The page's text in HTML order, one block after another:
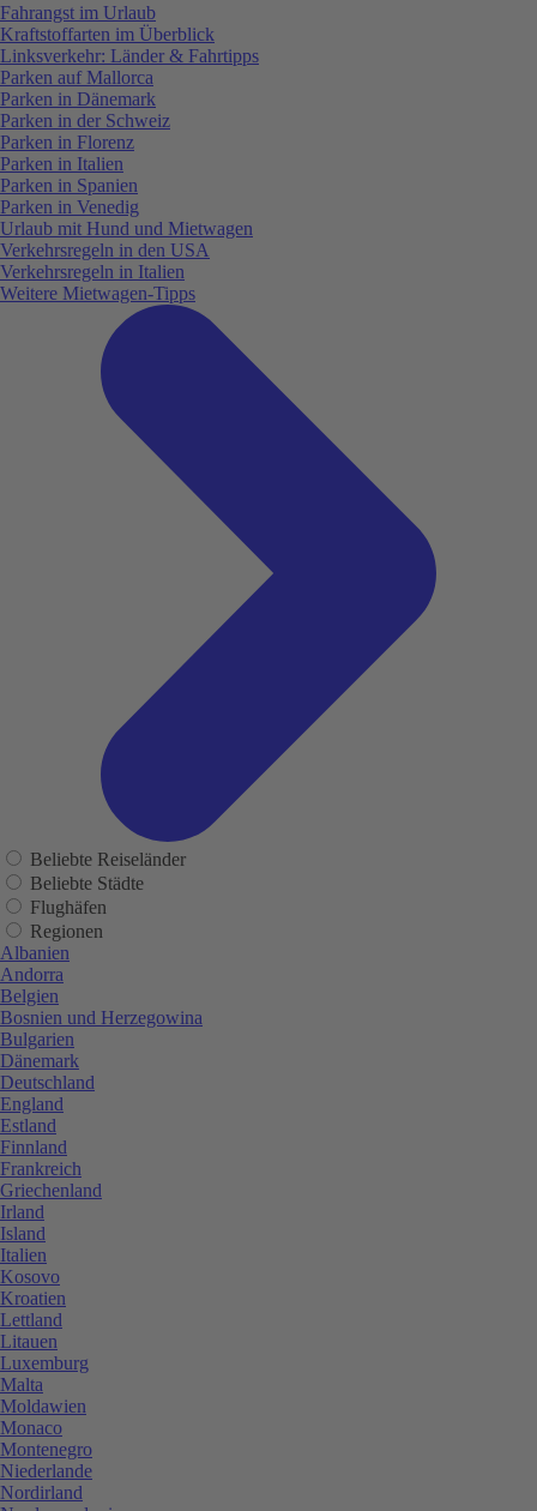
Fahrangst im Urlaub
Kraftstoffarten im Überblick
Linksverkehr: Länder & Fahrtipps
Parken auf Mallorca
Parken in Dänemark
Parken in der Schweiz
Parken in Florenz
Parken in Italien
Parken in Spanien
Parken in Venedig
Urlaub mit Hund und Mietwagen
Verkehrsregeln in den USA
Verkehrsregeln in Italien
Weitere Mietwagen-Tipps
Beliebte Reiseländer
Beliebte Städte
Flughäfen
Regionen
Albanien
Andorra
Belgien
Bosnien und Herzegowina
Bulgarien
Dänemark
Deutschland
England
Estland
Finnland
Frankreich
Griechenland
Irland
Island
Italien
Kosovo
Kroatien
Lettland
Litauen
Luxemburg
Malta
Moldawien
Monaco
Montenegro
Niederlande
Nordirland